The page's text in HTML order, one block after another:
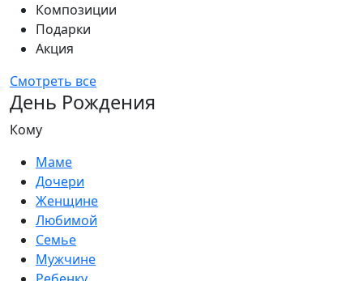
Композиции
Подарки
Акция
Смотреть все
День Рождения
Кому
Маме
Дочери
Женщине
Любимой
Семье
Мужчине